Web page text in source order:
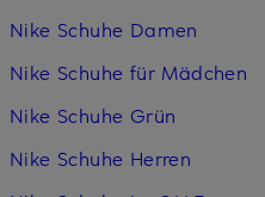
Nike Schuhe Damen
Nike Schuhe für Mädchen
Nike Schuhe Grün
Nike Schuhe Herren